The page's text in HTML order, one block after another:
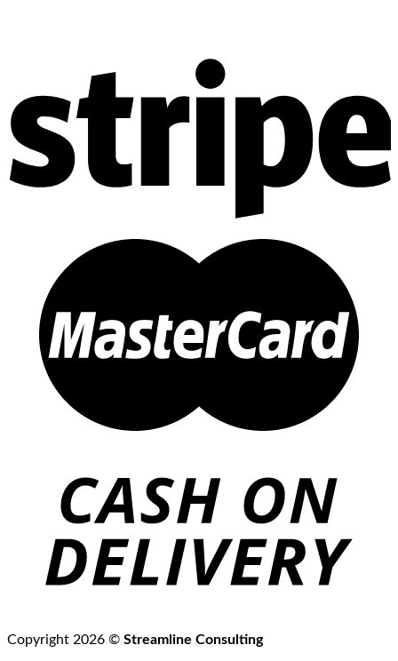
Copyright 2026 © Streamline Consulting